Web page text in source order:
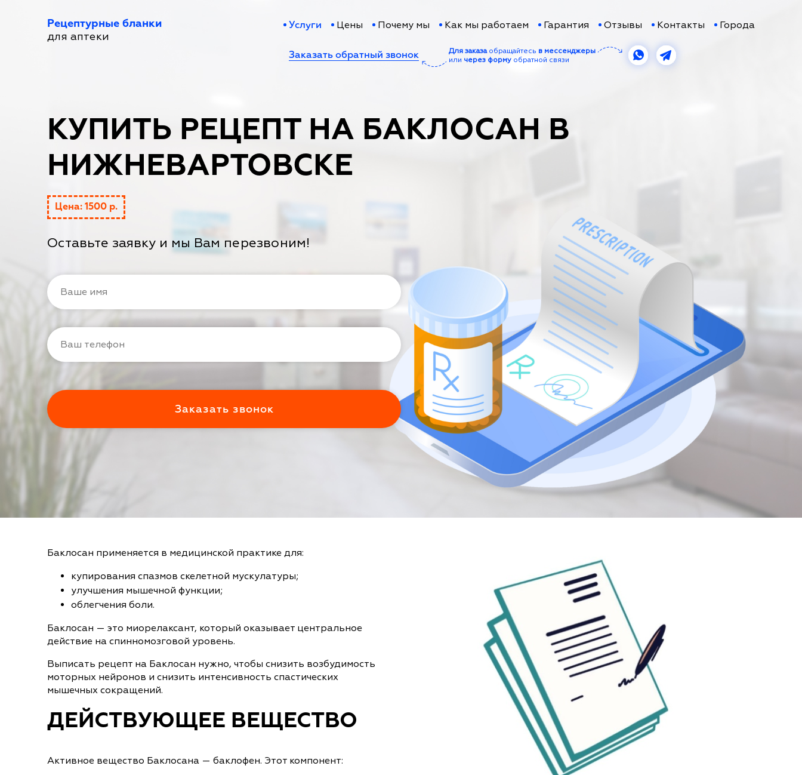
Рецептурные бланки
для аптеки
Услуги Цены Почему мы Как мы работаем Гарантия Отзывы Контакты Города
Заказать обратный звонок Для заказаобращайтесь в мессенджеры
или через форму обратной связи
КУПИТЬ РЕЦЕПТ НА БАКЛОСАН В
НИЖНЕВАРТОВСКЕ
Цена: 1500 р.
Оставьте заявку и мы Вам перезвоним!
Баклосан применяется в медицинской практике для:
купирования спазмов скелетной мускулатуры;
улучшения мышечной функции;
облегчения боли.
Баклосан — это миорелаксант, который оказывает центральное
действие на спинномозговой уровень.
Выписать рецепт на Баклосан нужно, чтобы снизить возбудимость
моторных нейронов и снизить интенсивность спастических
мышечных сокращений.
ДЕЙСТВУЮЩЕЕ ВЕЩЕСТВО
Активное вещество Баклосана — баклофен. Этот компонент: